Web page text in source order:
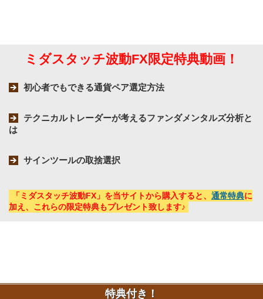
ミダスタッチ波動FX限定特典動画！
初心者でもできる通貨ペア選定方法
テクニカルトレーダーが考えるファンダメンタルズ分析と
は
サインツールの取捨選択
「ミダスタッチ波動FX」を当サイトから購入すると、 通常特典に
加え、これらの限定特典もプレゼント致します♪
特典付き！